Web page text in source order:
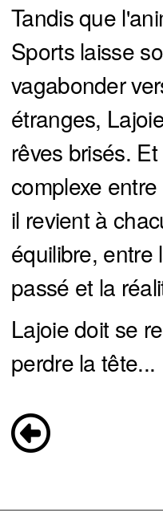
Tandis que
Sports laisse
vagabonder
étranges,
rêves brisés.
complexe
il revient à
équilibre, entre
passé et la
Lajoie doit se
perdre la tête...